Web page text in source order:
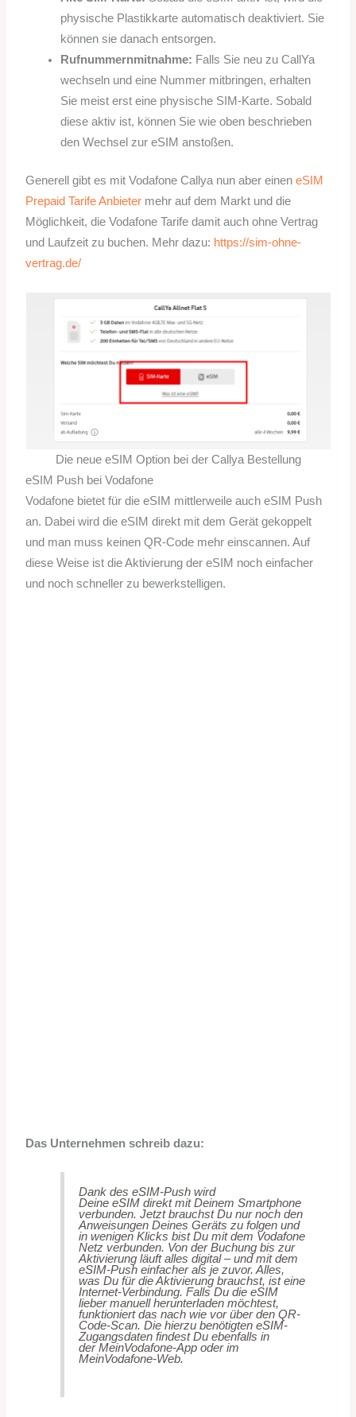
physische Plastikkarte automatisch deaktiviert. Sie
können sie danach entsorgen.
Rufnummernmitnahme: Falls Sie neu zu CallYa
wechseln und eine Nummer mitbringen, erhalten
Sie meist erst eine physische SIM-Karte. Sobald
diese aktiv ist, können Sie wie oben beschrieben
den Wechsel zur eSIM anstoßen.
Generell gibt es mit Vodafone Callya nun aber eineneSIM
Prepaid Tarife Anbieter mehr auf dem Markt und die
Möglichkeit, die Vodafone Tarife damit auch ohne Vertrag
und Laufzeit zu buchen. Mehr dazu: https://sim-ohne-
vertrag.de/
Die neue eSIM Option bei der Callya Bestellung
eSIM Push bei Vodafone
Vodafone bietet für die eSIM mittlerweile auch eSIM Push
an. Dabei wird die eSIM direkt mit dem Gerät gekoppelt
und man muss keinen QR-Code mehr einscannen. Auf
diese Weise ist die Aktivierung der eSIM noch einfacher
und noch schneller zu bewerkstelligen.
Das Unternehmen schreib dazu:
Dank des eSIM-Push wird
Deine eSIM direkt mit Deinem Smartphone
verbunden. Jetzt brauchst Du nur noch den
Anweisungen Deines Geräts zu folgen und
in wenigen Klicks bist Du mit dem Vodafone
Netz verbunden. Von der Buchung bis zur
Aktivierung läuft alles digital – und mit dem
eSIM-Push einfacher als je zuvor. Alles,
was Du für die Aktivierung brauchst, ist eine
Internet-Verbindung. Falls Du die eSIM
lieber manuell herunterladen möchtest,
funktioniert das nach wie vor über den QR-
Code-Scan. Die hierzu benötigten eSIM-
Zugangsdaten findest Du ebenfalls in
der MeinVodafone-App oder im
MeinVodafone-Web.